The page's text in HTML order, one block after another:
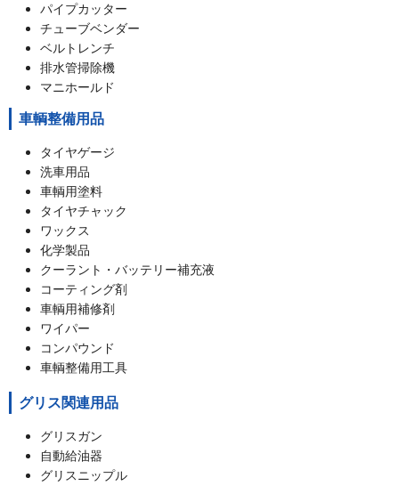
パイプカッター
チューブベンダー
ベルトレンチ
排水管掃除機
マニホールド
車輌整備用品
タイヤゲージ
洗車用品
車輌用塗料
タイヤチャック
ワックス
化学製品
クーラント・バッテリー補充液
コーティング剤
車輌用補修剤
ワイパー
コンパウンド
車輌整備用工具
グリス関連用品
グリスガン
自動給油器
グリスニップル